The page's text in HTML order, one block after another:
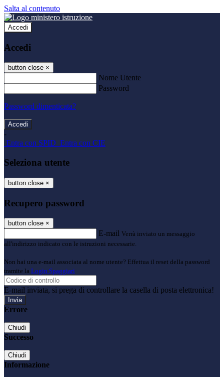
Salta al contenuto
Accedi
Accedi
button close ×
Nome Utente
Password
Password dimenticata?
-
Entra con SPID Entra con CIE
Seleziona utente
button close ×
Recupero password
button close ×
E-mail Verrà inviato un messaggio
all'indirizzo indicato con le istruzioni necessarie.
Non hai una e-mail associata al nome utente? Effettua il reset della password
tramite la Login Spaggiari
E-mail inviata, si prega di controllare la casella di posta elettronica!
Errore
Chiudi
Successo
Chiudi
Informazione